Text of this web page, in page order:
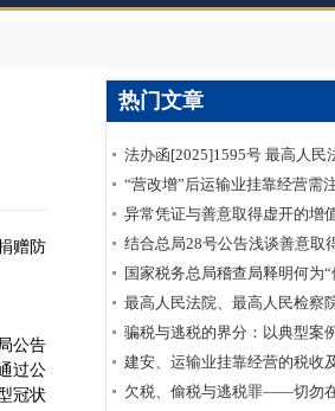
赠防
公告
过公
冠状
热门文章
法办函[2025]1595号 最高人民
于明确虚开增值税专用发票“虚
为性质建议的答复
“营改增”后运输业挂靠经营需
异常凭证与善意取得虚开的增
较分析
结合总局28号公告浅谈善意取
及的企业所得税如何处理？
国家税务总局稽查局释明何为
理”
最高人民法院、最高人民检察
家安全部、司法部印发《关于
宽制度的指导意见》的通知
骗税与逃税的界分：以典型案
建安、运输业挂靠经营的税收
欠税、偷税与逃税罪——切勿